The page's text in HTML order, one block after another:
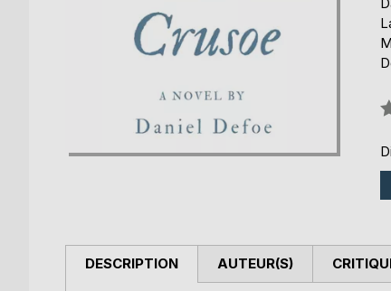
DESCRIPTION AUTEUR(S)